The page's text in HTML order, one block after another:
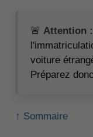
🚨 Attention :
voiture
Préparez
↑ Sommaire